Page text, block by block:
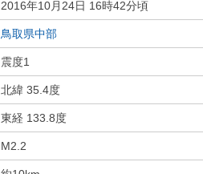
2016年10月24日 16時42分頃
鳥取県中部
震度1
北緯 35.4度
東経 133.8度
M2.2